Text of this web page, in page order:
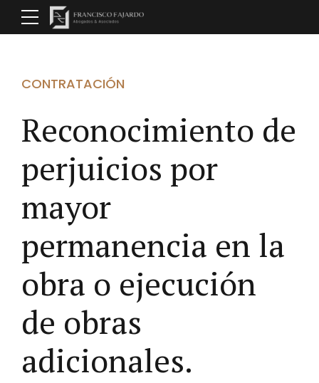
CONTRATACIÓN
Reconocimiento de
perjuicios por
mayor
permanencia en la
obra o ejecución
de obras
adicionales.